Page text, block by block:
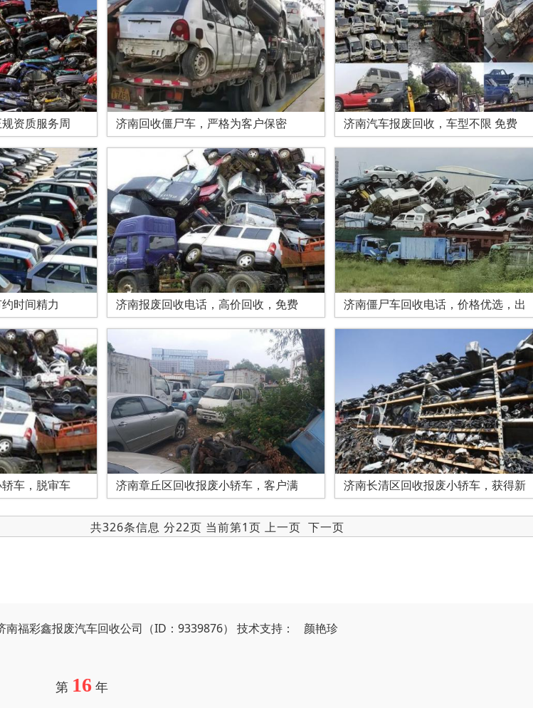
资质服务周 济南回收僵尸车，严格为客户保密 济南汽车报废回收，车型不限 免费
时间精力 济南报废回收电话，高价回收，免费 济南僵尸车回收电话，价格优选，出
车，脱审车 济南章丘区回收报废小轿车，客户满 济南长清区回收报废小轿车，获得新
共326条信息 分22页 当前第1页 上一页 下一页
福彩鑫报废汽车回收公司（ID：9339876） 技术支持： 颜艳珍
第 16 年